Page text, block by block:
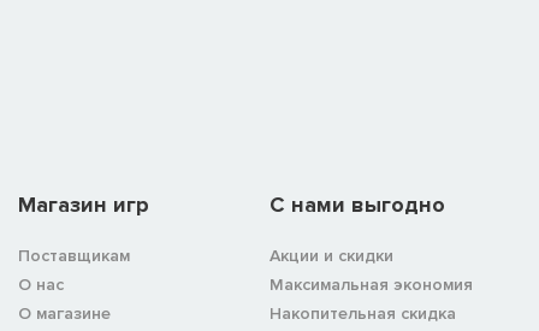
Магазин игр
Поставщикам
О нас
О магазине
C нами выгодно
Акции и скидки
Максимальная экономия
Накопительная скидка